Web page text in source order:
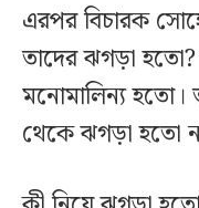
এরপর বিচারক
তাদের ঝগড়া
মনোমালিন্য
থেকে ঝগড়া হতো